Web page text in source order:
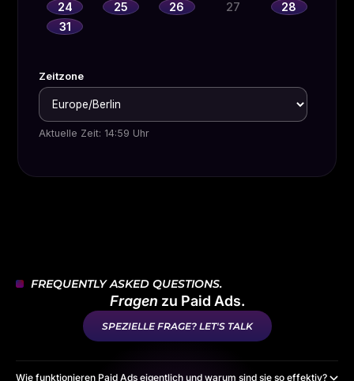
FREQUENTLY ASKED QUESTIONS.
Fragen zu Paid Ads.
SPEZIELLE FRAGE? LET'S TALK
Wie funktionieren Paid Ads eigentlich und warum sind sie so effektiv?